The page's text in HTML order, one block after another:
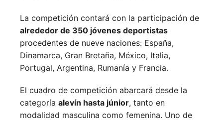
La competición contará con la participación de
alrededor de 350 jóvenes deportistas
procedentes de nueve naciones: España,
Dinamarca, Gran Bretaña, México, Italia,
Portugal, Argentina, Rumanía y Francia.
El cuadro de competición abarcará desde la
categoría alevín hasta júnior, tanto en
modalidad masculina como femenina. Uno de